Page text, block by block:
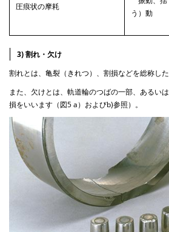
圧痕状の摩耗
う）動
3) 割れ・欠け
割れとは、亀裂（きれつ）、割損などを総称した
また、欠けとは、軌道輪のつばの一部、あるい
損をいいます（図5 a）およびb)参照）。